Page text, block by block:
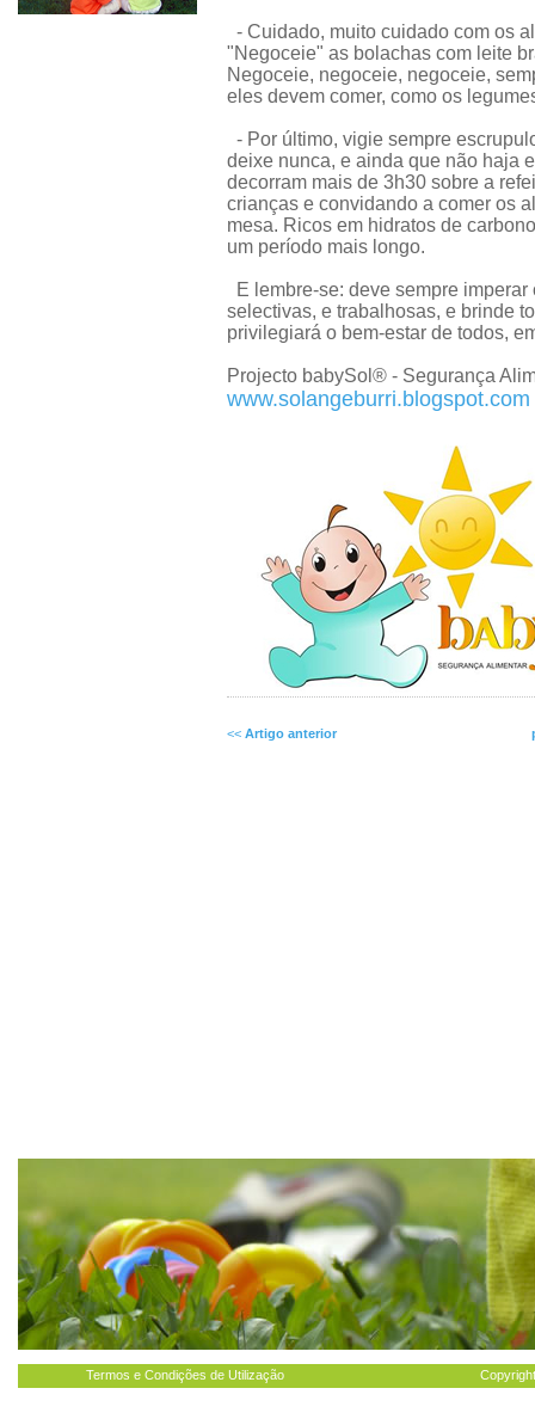
- Cuidado, muito cuidado com os
"Negoceie" as bolachas com leite
Negoceie, negoceie, negoceie,
eles devem comer, como os
- Por último, vigie sempre
deixe nunca, e ainda que não haja
decorram mais de 3h30 sobre a
crianças e convidando a comer os
mesa. Ricos em hidratos de
um período mais longo.
E lembre-se: deve sempre
selectivas, e trabalhosas, e brinde
privilegiará o bem-estar de todos,
Projecto babySol® - Segurança
www.solangeburri.blogspot.com
<< Artigo anterior
Termos e Condições de Utilização